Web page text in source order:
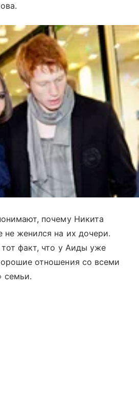
почему Никита
не женился на их дочери.
факт, что у Аиды уже
отношения со всеми
семьи.